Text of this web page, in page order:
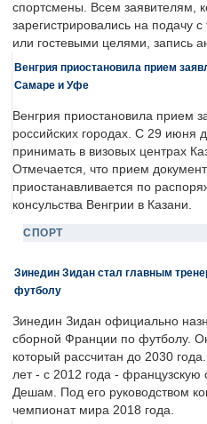
спортсмены. Всем заявителям,
зарегистрировались на подачу
или гостевыми целями, запись
Венгрия приостановила прием
Самаре и Уфе
Венгрия приостановила прием
российских городах. С 29 июня
принимать в визовых центрах
Отмечается, что прием
приостанавливается по
консульства Венгрии в Казани.
СПОРТ
Зинедин Зидан стал главным
футболу
Зинедин Зидан официально
сборной Франции по футболу.
который рассчитан до 2030
лет - с 2012 года - французскую
Дешам. Под его руководством
чемпионат мира 2018 года.